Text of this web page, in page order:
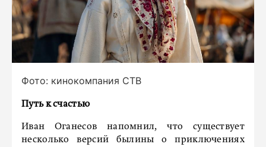
Фото: кинокомпания СТВ
Путь к счастью
Иван Оганесов напомнил, что существует
несколько версий былины о приключениях